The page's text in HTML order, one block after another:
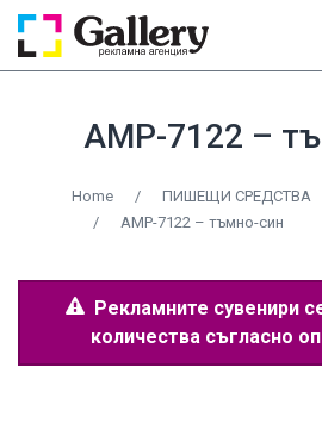
AMP-7122 –
Home /
ПИШЕЩИ СРЕДСТВА
/
AMP-7122 – тъмно-син
Рекламните сувенири
количества съгласно